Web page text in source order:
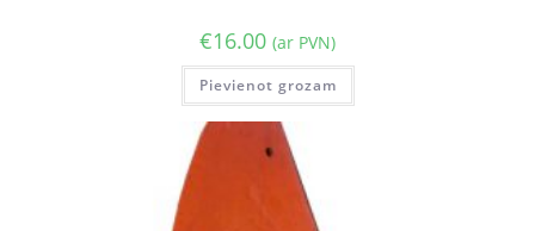
€16.00 (ar PVN)
Pievienot grozam